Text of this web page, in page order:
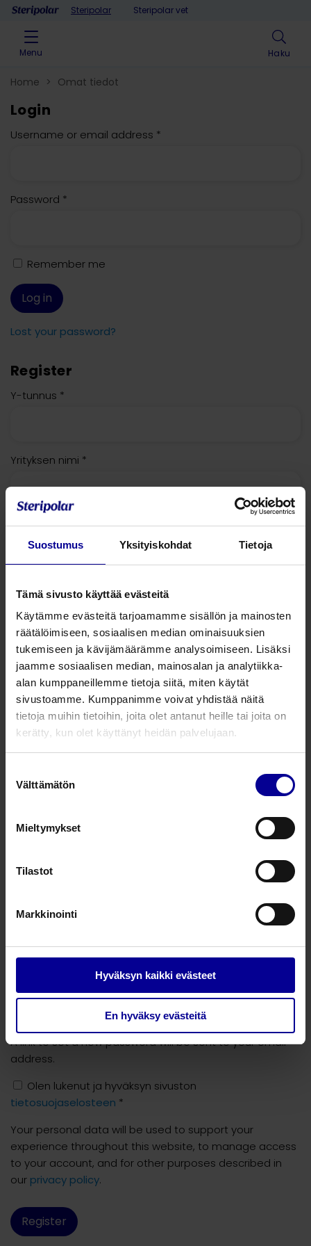
Suostumus Yksityiskohdat Tietoja
Tämä sivusto käyttää evästeitä
Käytämme evästeitä tarjoamamme sisällön ja mainosten
räätälöimiseen, sosiaalisen median ominaisuuksien
tukemiseen ja kävijämäärämme analysoimiseen. Lisäksi
jaamme sosiaalisen median, mainosalan ja analytiikka-
alan kumppaneillemme tietoja siitä, miten käytät
sivustoamme. Kumppanimme voivat yhdistää näitä
tietoja muihin tietoihin, joita olet antanut heille tai joita on
kerätty, kun olet käyttänyt heidän palvelujaan.
valinta
Välttämätön
Mieltymykset
Tilastot
Markkinointi
Hyväksyn kaikki evästeet
En hyväksy evästeitä
Skip to contentSteripolar Steripolar vet
Menu Haku
Home > Omat tiedot
Login
Username or email address *
Password *
Remember me
Log in
Lost your password?
Register
Y-tunnus *
Yrityksen nimi *
Toimipiste*
Yhteyshenkilön nimi*
Yhteyshenkilön puhelinnumero*
Toimitusosoite(optional)
Laskutusosoite
Operaattorin tunnus
A link to set a new password will be sent to your email
address.
Olen lukenut ja hyväksyn sivuston
tietosuojaselosteen *
Your personal data will be used to support your
experience throughout this website, to manage access
to your account, and for other purposes described in
our privacy policy.
Register